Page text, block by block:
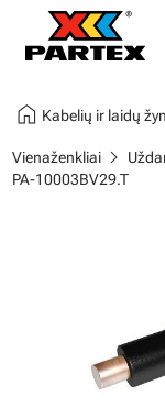
home Kabelių ir laidų
Vienaženkliaichevron_right
PA-10003BV29.T